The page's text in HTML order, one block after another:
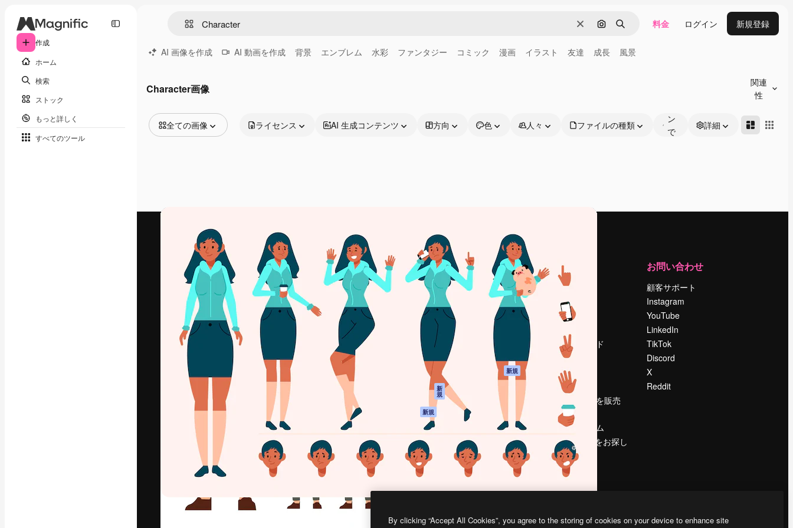
作成
ホーム
検索
ストック
もっと詳しく
すべてのツール
消去 画像で検索
検索 料金 ログイン 新規登録
AI 画像を作成 AI 動画を作成 背景 エンブレム 水彩 ファンタジー コミック 漫画 イラスト 友達 成長 風景
Character画像
関連
性
全ての画像
動画
モーショングラフィックス
動画テンプレート
ライセンス AI 生成コンテンツ 方向 色 人々 ファイルの種類
ン
で
詳細
最高のクリエイティブ制作を導くためのプラ
ットフォーム。クリエイター、企業、代理
店、スタジオを含む100万人以上が利用して
います。
日本語
製品
Spaces
AI アシスタント
AI 画像生成ツール
AI 動画生成ツール
AI 音声合成ツール
ストックコンテン
Claude/ChatGPT
新
規
新規
モバイルアプリ
すべてのMagnificツ
ール
はじめに
Academy
ドキュメント
サポート
利用規約
プライバシーポリ
オリジナル
新規
クッキーポリシー
トラストセンター
アフィリエイト
運営
料金
会社概要
Reviews
検索トレンド
ブログ
イベント
Slidesgo
コンテンツを販売
する
プレスルーム
magnific.aiをお探し
ですか？
お問い合わせ
顧客サポート
Instagram
YouTube
LinkedIn
TikTok
Discord
X
Reddit
Copyright © 2010- Freepik Company S.L.U. 無断複写・転載を禁じます
By clicking “Accept All Cookies”, you agree to the storing of cookies on your device to enhance site